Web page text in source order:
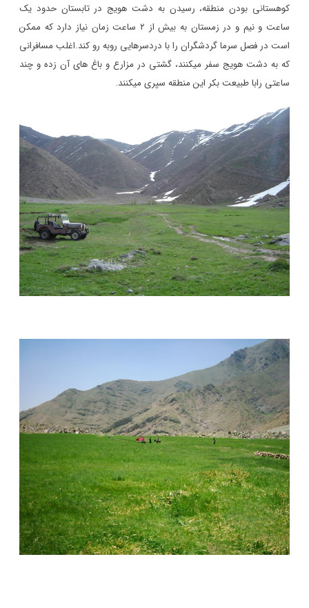
کوهستانی بودن منطقه، رسیدن به دشت هویج در تابستان حدود یک
ساعت و نیم و در زمستان به بیش از ۲ ساعت زمان نیاز دارد که ممکن
است در فصل سرما گردشگران را با دردسرهایی روبه رو کند.اغلب مسافرانی
که به دشت هویج سفر میکنند، گشتی در مزارع و باغ های آن زده و چند
ساعتی رابا طبیعت بکر این منطقه سپری میکنند.